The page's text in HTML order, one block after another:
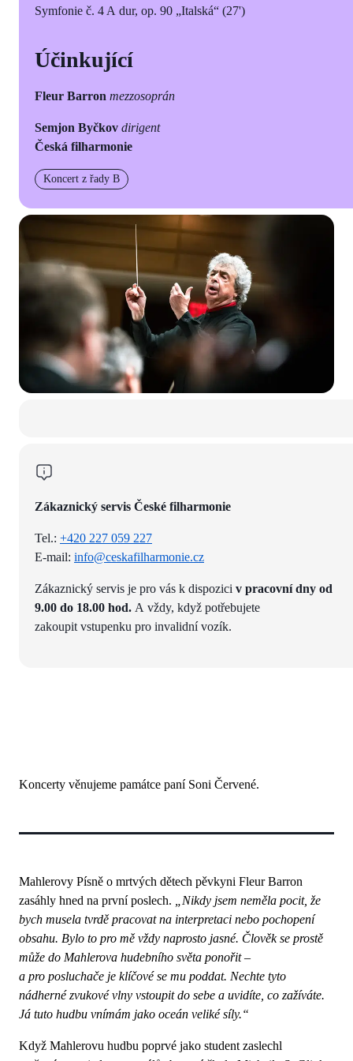
Symfonie č. 4 A dur, op. 90 „Italská“ (27')
Účinkující
Fleur Barron mezzosoprán
Semjon Byčkov dirigent
Česká filharmonie
Koncert z řady B
Zákaznický servis České filharmonie
Tel.: +420 227 059 227
E-mail: info@ceskafilharmonie.cz
Zákaznický servis je pro vás k dispozici v pracovní dny od
9.00 do 18.00 hod. A vždy, když potřebujete
zakoupit vstupenku pro invalidní vozík.
Koncerty věnujeme památce paní Soni Červené.
Mahlerovy Písně o mrtvých dětech pěvkyni Fleur Barron
zasáhly hned na první poslech.
„Nikdy jsem neměla pocit, že
bych musela tvrdě pracovat na interpretaci nebo pochopení
obsahu. Bylo to pro mě vždy naprosto jasné. Člověk se prostě
může do Mahlerova hudebního světa ponořit –
a pro posluchače je klíčové se mu poddat. Nechte tyto
nádherné zvukové vlny vstoupit do sebe a uvidíte, co zažíváte.
Já tuto hudbu vnímám jako oceán veliké síly.“
Když Mahlerovu hudbu poprvé jako student zaslechl